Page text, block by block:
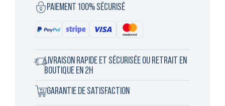
PAIEMENT 100% SÉCURISÉ
LIVRAISON RAPIDE ET SÉCURISÉE OU RETRAIT EN
BOUTIQUE EN 2H
GARANTIE DE SATISFACTION